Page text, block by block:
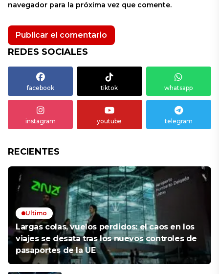
navegador para la próxima vez que comente.
REDES SOCIALES
facebook tiktok whatsapp
instagram youtube telegram
RECIENTES
Ultimo
Largas colas, vuelos perdidos: el caos en los
viajes se desata tras los nuevos controles de
pasaportes de la UE